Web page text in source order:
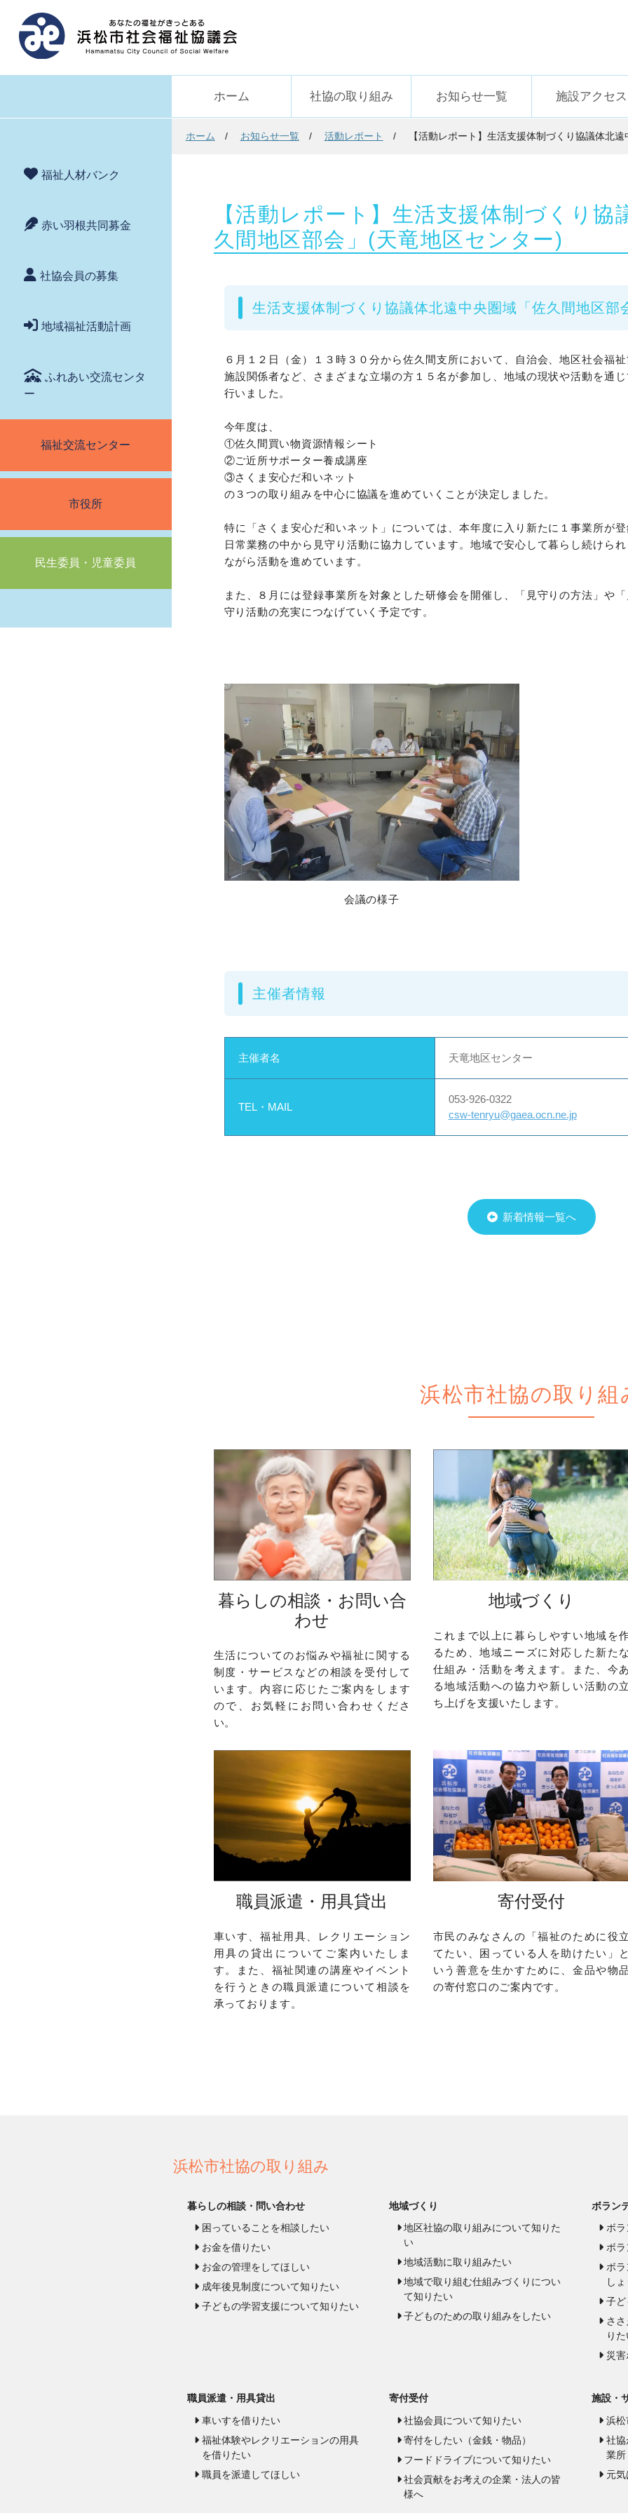
ホーム 社協の取り組み お知らせ一覧 施設アクセス
ホーム お知らせ一覧 活動レポート 【活動レポート】生活支援体制づくり協議体北
福祉人材バンク
赤い羽根共同募金
社協会員の募集
地域福祉活動計画
ふれあい交流センタ
ー
福祉交流センター
市役所
民生委員・児童委員
【活動レポート】生活支援体制づくり協
久間地区部会」(天竜地区センター)
生活支援体制づくり協議体北遠中央圏域「佐久間地区部
６月１２日（金）１３時３０分から佐久間支所において、自治会、地区社会福
施設関係者など、さまざまな立場の方１５名が参加し、地域の現状や活動を通
行いました。
今年度は、
①佐久間買い物資源情報シート
②ご近所サポーター養成講座
③さくま安心だ和いネット
の３つの取り組みを中心に協議を進めていくことが決定しました。
特に「さくま安心だ和いネット」については、本年度に入り新たに１事業所が
日常業務の中から見守り活動に協力しています。地域で安心して暮らし続けら
ながら活動を進めています。
また、８月には登録事業所を対象とした研修会を開催し、「見守りの方法」や
守り活動の充実につなげていく予定です。
会議の様子
主催者情報
主催者名 天竜地区センター
TEL・MAIL
053-926-0322
csw-tenryu@gaea.ocn.ne.jp
新着情報一覧へ
浜松市社協の取り組
暮らしの相談・お問い合
わせ
生活についてのお悩みや福祉に関する
制度・サービスなどの相談を受付して
います。内容に応じたご案内をします
ので、お気軽にお問い合わせくださ
い。
地域づくり
これまで以上に暮らしやすい地域を
るため、地域ニーズに対応した新た
仕組み・活動を考えます。また、今
る地域活動への協力や新しい活動の
ち上げを支援いたします。
職員派遣・用具貸出
車いす、福祉用具、レクリエーション
用具の貸出についてご案内いたしま
す。また、福祉関連の講座やイベント
を行うときの職員派遣について相談を
承っております。
寄付受付
市民のみなさんの「福祉のために役
てたい、困っている人を助けたい」
いう善意を生かすために、金品や物
の寄付窓口のご案内です。
浜松市社協の取り組み
暮らしの相談・問い合わせ
困っていることを相談したい
お金を借りたい
お金の管理をしてほしい
成年後見制度について知りたい
子どもの学習支援について知りたい
地域づくり
地区社協の取り組みについて知りた
い
地域活動に取り組みたい
地域で取り組む仕組みづくりについ
て知りたい
子どものための取り組みをしたい
ボラン
ボ
ボ
ボ
し
子ど
さ
り
災
職員派遣・用具貸出
車いすを借りたい
福祉体験やレクリエーションの用具
を借りたい
職員を派遣してほしい
寄付受付
社協会員について知りたい
寄付をしたい（金銭・物品）
フードドライブについて知りたい
社会貢献をお考えの企業・法人の皆
様へ
施設・
浜松
社協
業所
元